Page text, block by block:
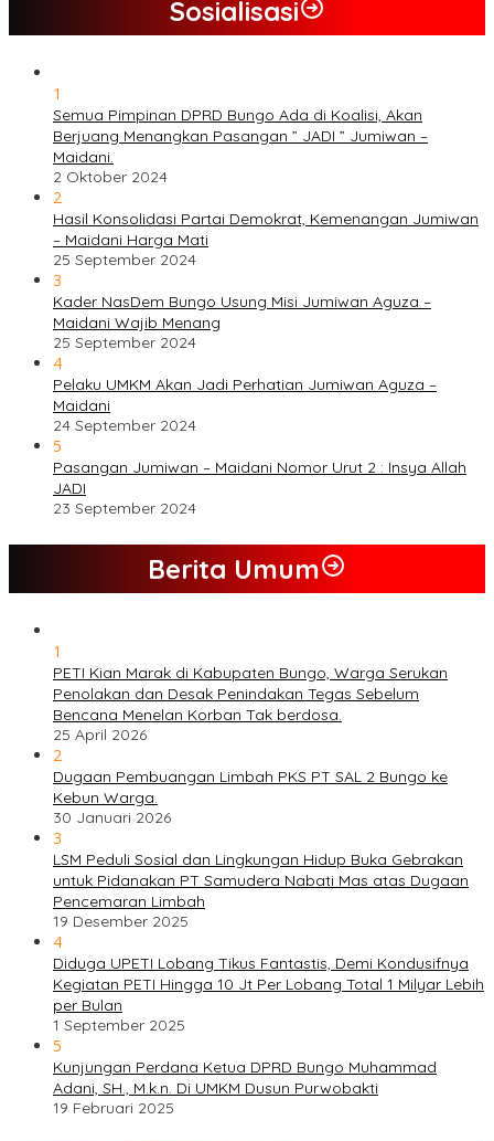
Sosialisasi
1
Semua Pimpinan DPRD Bungo Ada di Koalisi, Akan
Berjuang Menangkan Pasangan ” JADI ” Jumiwan –
Maidani.
2 Oktober 2024
2
Hasil Konsolidasi Partai Demokrat, Kemenangan Jumiwan
– Maidani Harga Mati
25 September 2024
3
Kader NasDem Bungo Usung Misi Jumiwan Aguza –
Maidani Wajib Menang
25 September 2024
4
Pelaku UMKM Akan Jadi Perhatian Jumiwan Aguza –
Maidani
24 September 2024
5
Pasangan Jumiwan – Maidani Nomor Urut 2 : Insya Allah
JADI
23 September 2024
Berita Umum
1
PETI Kian Marak di Kabupaten Bungo, Warga Serukan
Penolakan dan Desak Penindakan Tegas Sebelum
Bencana Menelan Korban Tak berdosa.
25 April 2026
2
Dugaan Pembuangan Limbah PKS PT SAL 2 Bungo ke
Kebun Warga.
30 Januari 2026
3
LSM Peduli Sosial dan Lingkungan Hidup Buka Gebrakan
untuk Pidanakan PT Samudera Nabati Mas atas Dugaan
Pencemaran Limbah
19 Desember 2025
4
Diduga UPETI Lobang Tikus Fantastis, Demi Kondusifnya
Kegiatan PETI Hingga 10 Jt Per Lobang Total 1 Milyar Lebih
per Bulan
1 September 2025
5
Kunjungan Perdana Ketua DPRD Bungo Muhammad
Adani, SH., M.k.n. Di UMKM Dusun Purwobakti
19 Februari 2025